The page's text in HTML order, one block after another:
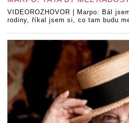
VIDEOROZHOVOR | Marpo: Bál
rodiny, říkal jsem si, co tam budu